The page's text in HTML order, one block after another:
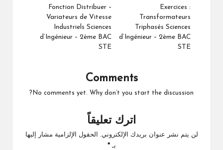
navigation
Exercices :
Transformateurs
Triphasés Sciences
d’Ingénieur – 2ème BAC
STE
Fonction Distribuer –
Variateurs de Vitesse
Industriels Sciences
d’Ingénieur – 2ème BAC
STE
Comments
No comments yet. Why don’t you start the discussion?
اترك تعليقاً
لن يتم نشر عنوان بريدك الإلكتروني.
الحقول الإلزامية مشار إليها
بـ*